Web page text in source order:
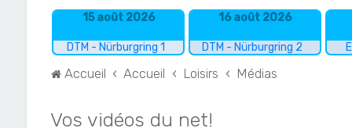
15 août 2026
DTM - Nürburgring 1
16 août 2026
DTM - Nürburgring 2
Accueil Accueil Loisirs Médias
Vos vidéos du net!